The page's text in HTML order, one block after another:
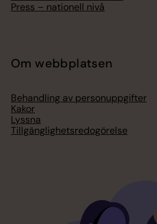
Press – nationell nivå
Om webbplatsen
Behandling av personuppgifter
Kakor
Lyssna
Tillgänglighetsredogörelse